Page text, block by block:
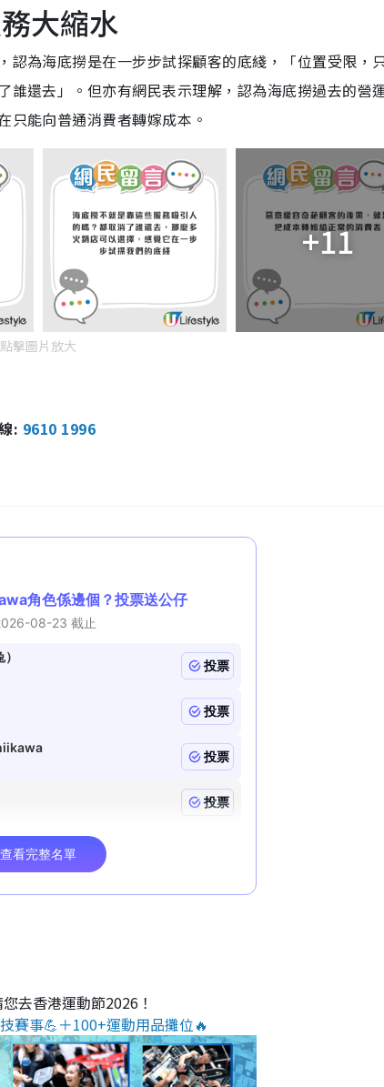
大縮水
認為海底撈是在一步步試探顧客的底綫，「位置受限，
還去」。但亦有網民表示理解，認為海底撈過去的營
只能向普通消費者轉嫁成本。
+11
點擊圖片放大
: 9610 1996
您去香港運動節2026！
賽事💪＋100+運動用品攤位🔥